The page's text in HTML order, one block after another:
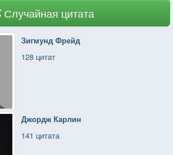
Случайная цитата
Зигмунд Фрейд
128 цитат
Джордж Карлин
141 цитата